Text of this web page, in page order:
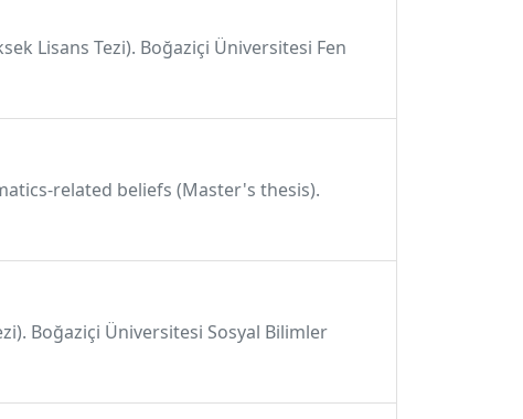
Lisans Tezi). Boğaziçi Üniversitesi Fen
related beliefs (Master's thesis).
Boğaziçi Üniversitesi Sosyal Bilimler